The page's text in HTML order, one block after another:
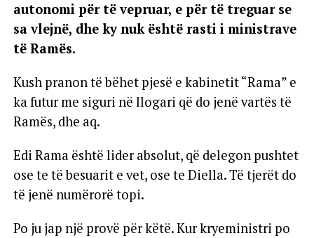
autonomi për të vepruar, e për të treguar se
sa vlejnë, dhe ky nuk është rasti i ministrave
të Ramës.
Kush pranon të bëhet pjesë e kabinetit “Rama” e
ka futur me siguri në llogari që do jenë vartës të
Ramës, dhe aq.
Edi Rama është lider absolut, që delegon pushtet
ose te të besuarit e vet, ose te Diella. Të tjerët do
të jenë numërorë topi.
Po ju jap një provë për këtë. Kur kryeministri po